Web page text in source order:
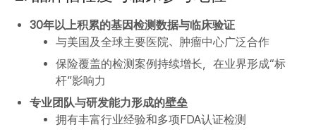
30年以上积累的基因检测数据与临床验证
与美国及全球主要医院、肿瘤中心广泛合作
保险覆盖的检测案例持续增长，在业界形成“标
杆”影响力
专业团队与研发能力形成的壁垒
拥有丰富行业经验和多项FDA认证检测